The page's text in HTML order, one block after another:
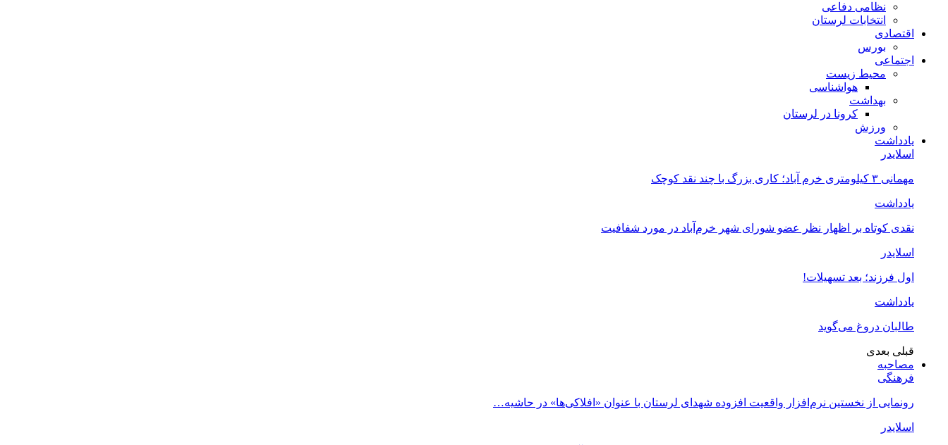
نظامی دفاعی
انتخابات لرستان
اقتصادی
بورس
اجتماعی
محیط زیست
هواشناسی
بهداشت
کرونا در لرستان
ورزش
یادداشت
اسلایدر
مهمانی ۳ کیلومتری خرم آباد؛ کاری بزرگ با چند نقد کوچک
یادداشت
نقدی کوتاه بر اظهار نظر عضو شورای شهر خرم‌آباد در مورد شفافیت
اسلایدر
اول فرزند؛ بعد تسهیلات!
یادداشت
طالبان دروغ می‌گوید
قبلی بعدی
مصاحبه
فرهنگی
رونمایی از نخستین نرم‌افزار واقعیت افزوده شهدای لرستان با عنوان «افلاکی‌ها» در حاشیه…
اسلایدر